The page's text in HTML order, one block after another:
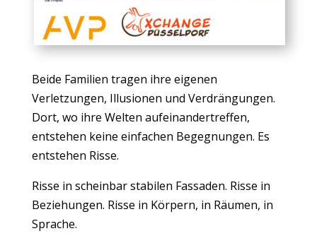
Beide Familien tragen ihre eigenen
Verletzungen, Illusionen und Verdrängungen.
Dort, wo ihre Welten aufeinandertreffen,
entstehen keine einfachen Begegnungen. Es
entstehen Risse.
Risse in scheinbar stabilen Fassaden. Risse in
Beziehungen. Risse in Körpern, in Räumen, in
Sprache.